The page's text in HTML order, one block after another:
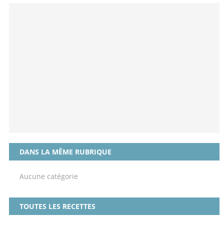
DANS LA MÊME RUBRIQUE
Aucune catégorie
TOUTES LES RECETTES